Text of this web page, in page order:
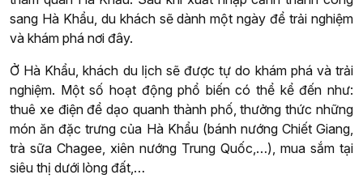
sang Hà Khẩu, du khách sẽ dành một ngày để trải nghiệm
và khám phá nơi đây.
Ở Hà Khẩu, khách du lịch sẽ được tự do khám phá và trải
nghiệm. Một số hoạt động phổ biến có thể kể đến như:
thuê xe điện để dạo quanh thành phố, thưởng thức những
món ăn đặc trưng của Hà Khẩu (bánh nướng Chiết Giang,
trà sữa Chagee, xiên nướng Trung Quốc,…), mua sắm tại
siêu thị dưới lòng đất,…